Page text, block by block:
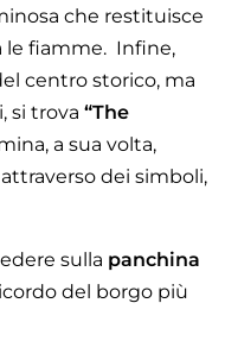
che restituisce
le fiamme. Infine,
centro storico, ma
si trova “The
a sua volta,
dei simboli,
sulla panchina
del borgo più